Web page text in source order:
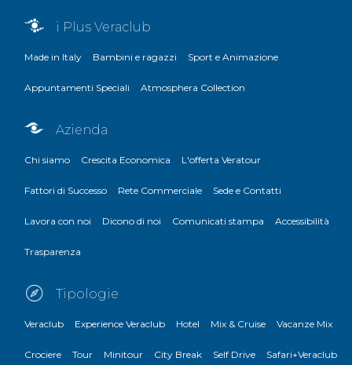
i Plus Veraclub
Made in Italy Bambini e ragazzi Sport e Animazione
Appuntamenti Speciali Atmosphera Collection
Azienda
Chi siamo Crescita Economica L'offerta Veratour
Fattori di Successo Rete Commerciale Sede e Contatti
Lavora con noi Dicono di noi Comunicati stampa Accessibilità
Trasparenza
Tipologie
Veraclub Experience Veraclub Hotel Mix & Cruise Vacanze Mix
Crociere Tour Minitour City Break Self Drive Safari+Veraclub